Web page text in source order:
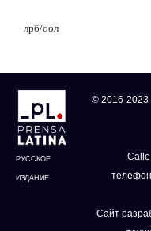
лрб/оол
РУССКОЕ
ИЗДАНИЕ
© 2016-2023
Сайт